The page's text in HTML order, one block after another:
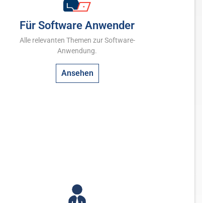
Für Software Anwender
Alle relevanten Themen zur Software-
Anwendung.
Ansehen